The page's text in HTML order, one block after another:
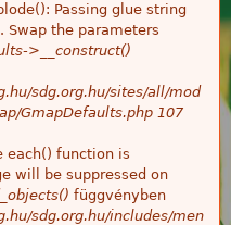
Passing glue string
Swap the parameters
>__construct()
sdg.org.hu/sites/all/mod
GmapDefaults.php 107
each() function is
will be suppressed on
függvényben
sdg.org.hu/includes/men